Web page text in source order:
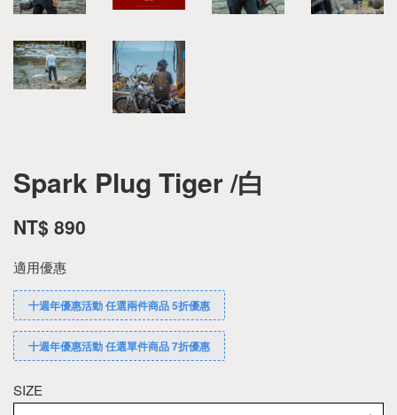
Spark Plug Tiger /白
NT$ 890
適用優惠
十週年優惠活動 任選兩件商品 5折優惠
十週年優惠活動 任選單件商品 7折優惠
SIZE